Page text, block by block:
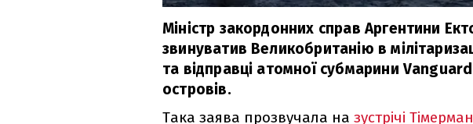
Міністр закордонних справ Аргентини
звинуватив Великобританію в
та відправці атомної субмарини
островів.
Така заява прозвучала на зустрічі